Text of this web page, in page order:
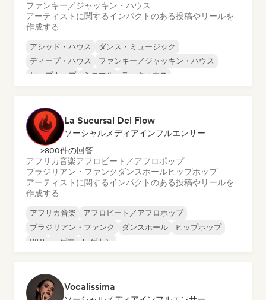
ファンキー／ジャッキン・ハウス
アーティストに関するインパクトのある投稿やリールを
作成する
アシッド・ハウス
ダンス・ミュージック
ディープ・ハウス
ファンキー／ジャッキン・ハウス
ヒップホップ
ミニマル
テックハウス
La Sucursal Del Flow
ソーシャルメディアインフルエンサー
>800件の回答
アフリカ音楽アフロビート／アフロポップ
ブラジリアン・ファンク ダンスホールヒップホップ
アーティストに関するインパクトのある投稿やリールを
作成する
アフリカ音楽
アフロビート／アフロポップ
ブラジリアン・ファンク
ダンスホール
ヒップホップ
R&B
レゲエ レゲトン
Vocalissima